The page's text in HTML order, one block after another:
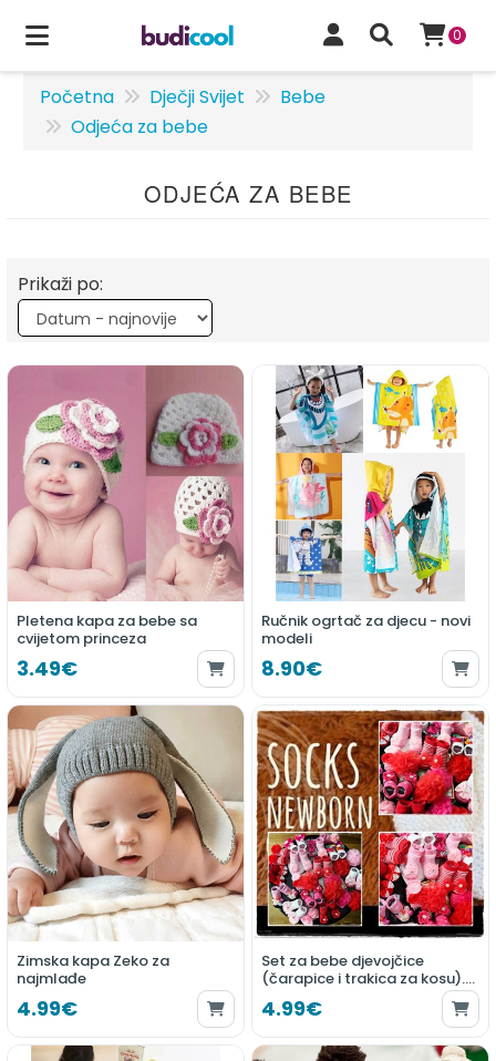
0
Početna Dječji Svijet
Bebe
Odjeća za bebe
ODJEĆA ZA BEBE
Prikaži po:
Pletena kapa za bebe sa
cvijetom princeza
3.49€
Ručnik ogrtač za djecu - novi
modeli
8.90€
Zimska kapa Zeko za
najmlađe
4.99€
Set za bebe djevojčice
(čarapice i trakica za kosu).
Prikladno poklon pakiranje!
4.99€